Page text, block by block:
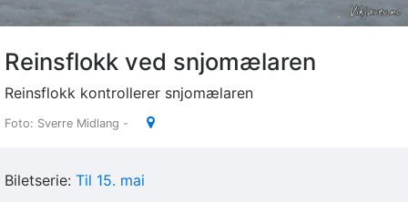
Reinsflokk ved snjomælaren
Reinsflokk kontrollerer snjomælaren
Foto: Sverre Midlang -
Biletserie: Til 15. mai